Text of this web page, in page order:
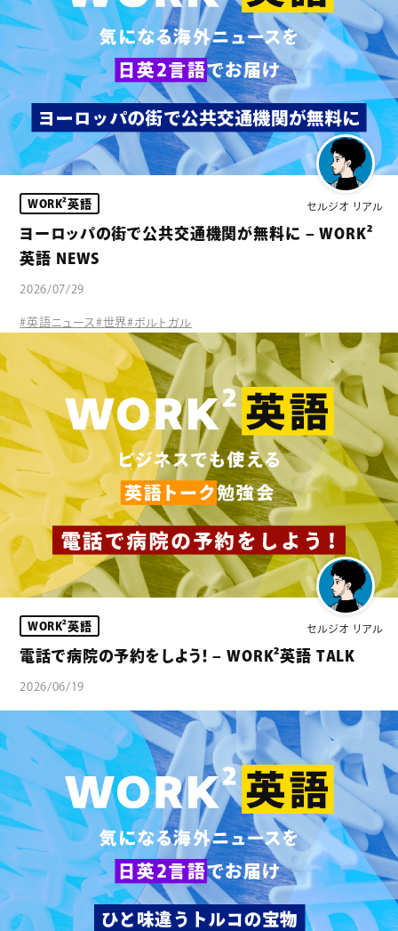
セルジオ リアル
WORK²英語
ヨーロッパの街で公共交通機関が無料に – WORK²
英語 NEWS
2026/07/29
#英語ニュース #世界#ポルトガル
セルジオ リアル
WORK²英語
電話で病院の予約をしよう！ – WORK²英語 TALK
2026/06/19